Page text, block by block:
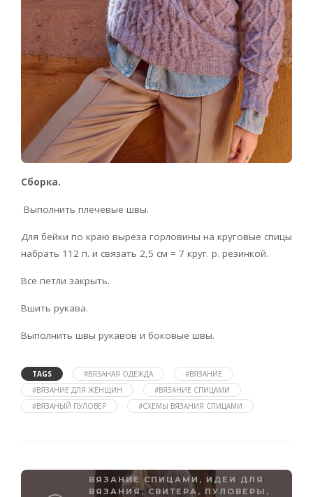
Сборка.
Выполнить плечевые швы.
Для бейки по краю выреза горловины на круговые спицы
набрать 112 п. и связать 2,5 см = 7 круг. р. резинкой.
Все петли закрыть.
Вшить рукава.
Выполнить швы рукавов и боковые швы.
TAGS #ВЯЗАНАЯ ОДЕЖДА
#ВЯЗАНИЕ
#ВЯЗАНИЕ ДЛЯ ЖЕНЩИН
#ВЯЗАНИЕ СПИЦАМИ
#ВЯЗАНЫЙ ПУЛОВЕР
#СХЕМЫ ВЯЗАНИЯ СПИЦАМИ
ВЯЗАНИЕ СПИЦАМИ , ИДЕИ ДЛЯ
ВЯЗАНИЯ, СВИТЕРА, ПУЛОВЕРЫ,